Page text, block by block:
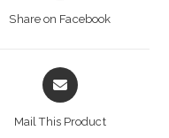
Share on Facebook
Opens
in
Mail This Product